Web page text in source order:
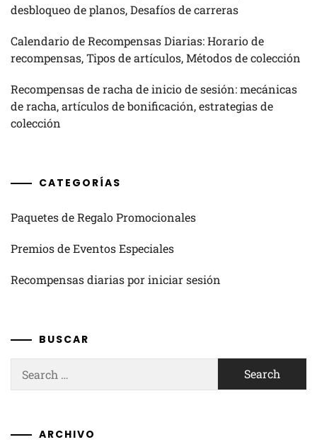
desbloqueo de planos, Desafíos de carreras
Calendario de Recompensas Diarias: Horario de
recompensas, Tipos de artículos, Métodos de colección
Recompensas de racha de inicio de sesión: mecánicas
de racha, artículos de bonificación, estrategias de
colección
CATEGORÍAS
Paquetes de Regalo Promocionales
Premios de Eventos Especiales
Recompensas diarias por iniciar sesión
BUSCAR
for:
ARCHIVO